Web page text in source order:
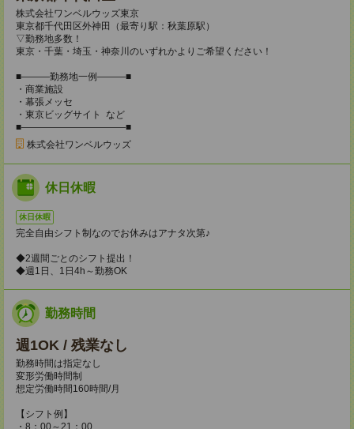
株式会社ワンベルウッズ東京
東京都千代田区外神田（最寄り駅：秋葉原駅）
▽勤務地多数！
東京・千葉・埼玉・神奈川のいずれかよりご希望ください！
■―――勤務地一例―――■
・商業施設
・幕張メッセ
・東京ビッグサイト など
■―――――――――――■
株式会社ワンベルウッズ
休日休暇
休日休暇
完全自由シフト制なのでお休みはアナタ次第♪
◆2週間ごとのシフト提出！
◆週1日、1日4h～勤務OK
勤務時間
週1OK / 残業なし
勤務時間は指定なし
変形労働時間制
想定労働時間160時間/月
【シフト例】
・8：00～21：00